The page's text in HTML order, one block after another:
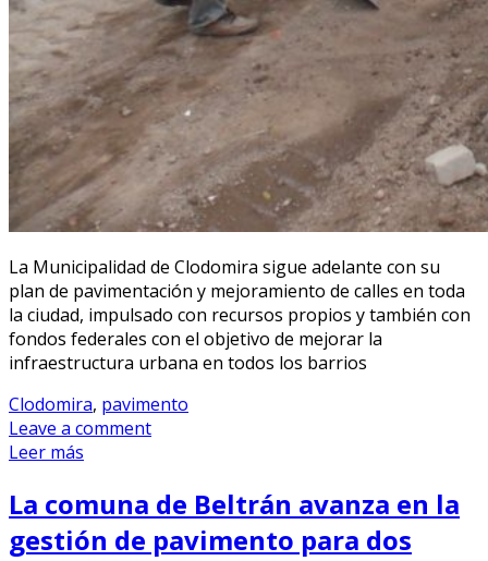
La Municipalidad de Clodomira sigue adelante con su
plan de pavimentación y mejoramiento de calles en toda
la ciudad, impulsado con recursos propios y también con
fondos federales con el objetivo de mejorar la
infraestructura urbana en todos los barrios
Clodomira, pavimento
Leave a comment
Leer más
La comuna de Beltrán avanza en la
gestión de pavimento para dos